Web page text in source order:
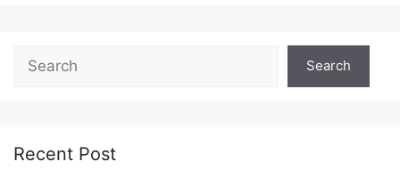
Search
Recent Post